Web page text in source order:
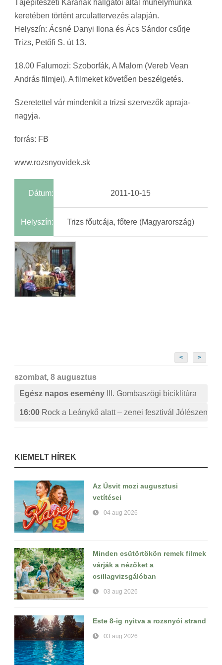
Tájépítészeti Karának hallgatói által műhelymunka
keretében történt arculattervezés alapján.
Helyszín: Ácsné Danyi Ilona és Ács Sándor csűrje
Trizs, Petőfi S. út 13.
18.00 Falumozi: Szoborfák, A Malom (Vereb Vean
András filmjei). A filmeket követően beszélgetés.
Szeretettel vár mindenkit a trizsi szervezők apraja-
nagyja.
forrás: FB
www.rozsnyovidek.sk
Dátum: 2011-10-15
Helyszín: Trizs főutcája, főtere (Magyarország)
< >
szombat, 8 augusztus
Egész napos esemény
III. Gombaszögi biciklitúra
16:00 Rock a Leánykő alatt – zenei fesztivál Jólészen
KIEMELT HÍREK
Az Úsvit mozi augusztusi
vetítései
04 aug 2026
Minden csütörtökön remek filmek
várják a nézőket a
csillagvizsgálóban
03 aug 2026
Este 8-ig nyitva a rozsnyói strand
03 aug 2026